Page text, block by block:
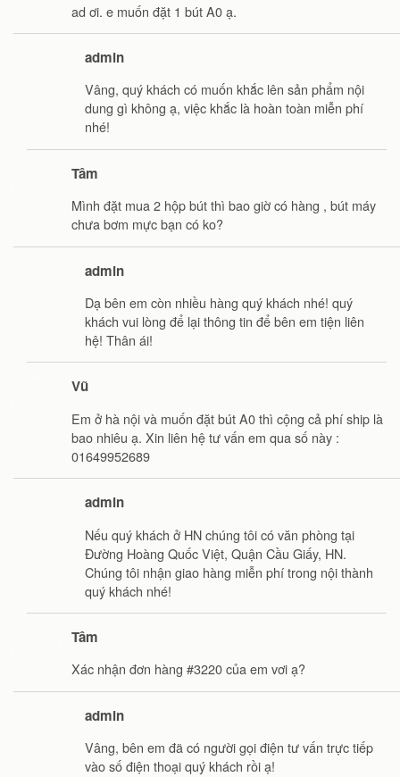
ad ơi. e muốn đặt 1 bút A0 ạ.
admin
Vâng, quý khách có muốn khắc lên sản phẩm nội
dung gì không ạ, việc khắc là hoàn toàn miễn phí
nhé!
Tâm
Mình đặt mua 2 hộp bút thì bao giờ có hàng , bút máy
chưa bơm mực bạn có ko?
admin
Dạ bên em còn nhiều hàng quý khách nhé! quý
khách vui lòng để lại thông tin để bên em tiện liên
hệ! Thân ái!
Vũ
Em ở hà nội và muốn đặt bút A0 thì cộng cả phí ship là
bao nhiêu ạ. Xin liên hệ tư vấn em qua số này :
01649952689
admin
Nếu quý khách ở HN chúng tôi có văn phòng tại
Đường Hoàng Quốc Việt, Quận Cầu Giấy, HN.
Chúng tôi nhận giao hàng miễn phí trong nội thành
quý khách nhé!
Tâm
Xác nhận đơn hàng #3220 của em vơi ạ?
admin
Vâng, bên em đã có người gọi điện tư vấn trực tiếp
vào số điện thoại quý khách rồi ạ!